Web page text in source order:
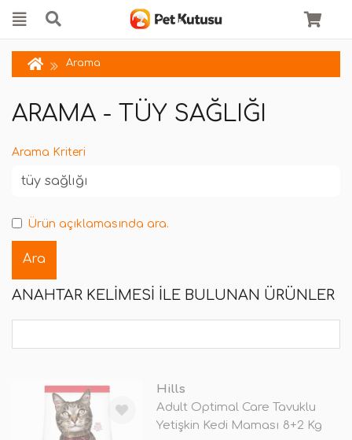
Arama
ARAMA - TÜY SAĞLIĞI
Arama Kriteri
Ürün açıklamasında ara.
ANAHTAR KELIMESI ILE BULUNAN ÜRÜNLER
Hills
Adult Optimal Care Tavuklu
Yetişkin Kedi Maması 8+2 Kg